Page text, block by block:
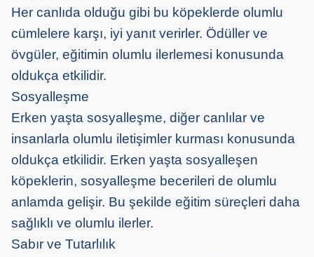
Her canlıda olduğu gibi bu köpeklerde olumlu
cümlelere karşı, iyi yanıt verirler. Ödüller ve
övgüler, eğitimin olumlu ilerlemesi konusunda
oldukça etkilidir.
Sosyalleşme
Erken yaşta sosyalleşme, diğer canlılar ve
insanlarla olumlu iletişimler kurması konusunda
oldukça etkilidir. Erken yaşta sosyalleşen
köpeklerin, sosyalleşme becerileri de olumlu
anlamda gelişir. Bu şekilde eğitim süreçleri daha
sağlıklı ve olumlu ilerler.
Sabır ve Tutarlılık